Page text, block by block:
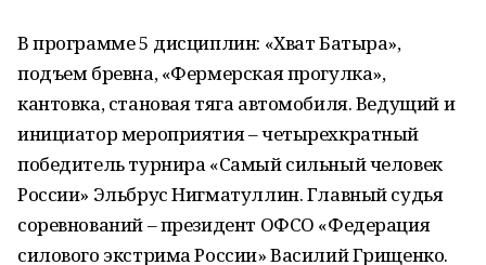
В программе 5 дисциплин: «Хват Батыра»,
подъем бревна, «Фермерская прогулка»,
кантовка, становая тяга автомобиля. Ведущий и
инициатор мероприятия – четырехкратный
победитель турнира «Самый сильный человек
России» Эльбрус Нигматуллин. Главный судья
соревнований – президент ОФСО «Федерация
силового экстрима России» Василий Грищенко.